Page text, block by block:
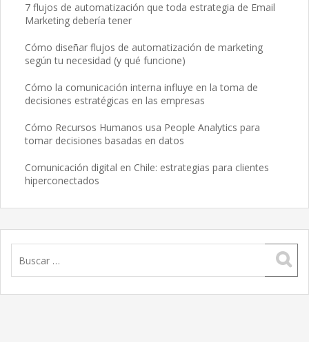
7 flujos de automatización que toda estrategia de Email
Marketing debería tener
Cómo diseñar flujos de automatización de marketing
según tu necesidad (y qué funcione)
Cómo la comunicación interna influye en la toma de
decisiones estratégicas en las empresas
Cómo Recursos Humanos usa People Analytics para
tomar decisiones basadas en datos
Comunicación digital en Chile: estrategias para clientes
hiperconectados